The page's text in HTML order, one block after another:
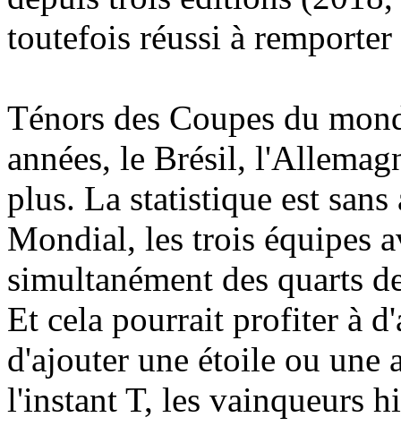
toutefois réussi à
Ténors des Coupes du
années, le Brésil,
plus. La statistique est
Mondial, les trois équipes
simultanément des quarts
Et cela pourrait profiter à
d'ajouter une étoile ou une
l'instant T, les vainqueurs